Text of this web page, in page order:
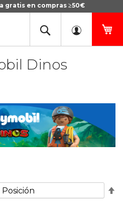
gratis en compras ≥50€
Dinos